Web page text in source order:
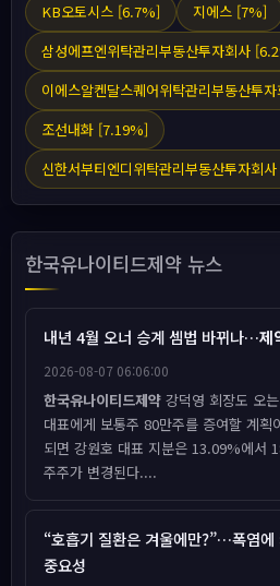
KB오토시스 [6.7%]
지에스 [7%]
삼성에프엔위탁관리부동산투자회사
이에스알켄달스퀘어위탁관리부동산투
조선내화 [7.19%]
신한서부티엔디위탁관리부동산투자회
한국유나이티드제약 뉴스
내년 4월 오너 승계 셈법 바뀌나…제
2026-08-07 06:06:00
한국유나이티드제약 강덕영 회장도 오
대표에게 보통주 80만주를 증여할 계획
되면 강원호 대표 지분은 13.09%에서
주주가 변경된다....
“호흡기 질환은 겨울에만?”…폭염에
중요성